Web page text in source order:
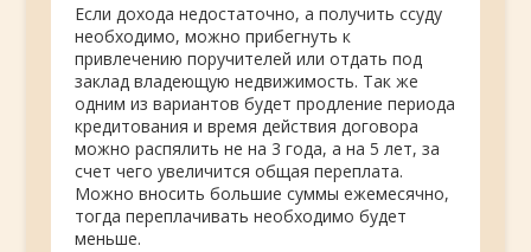
Если дохода недостаточно, а получить ссуду
необходимо, можно прибегнуть к
привлечению поручителей или отдать под
заклад владеющую недвижимость. Так же
одним из вариантов будет продление периода
кредитования и время действия договора
можно распялить не на 3 года, а на 5 лет, за
счет чего увеличится общая переплата.
Можно вносить большие суммы ежемесячно,
тогда переплачивать необходимо будет
меньше.